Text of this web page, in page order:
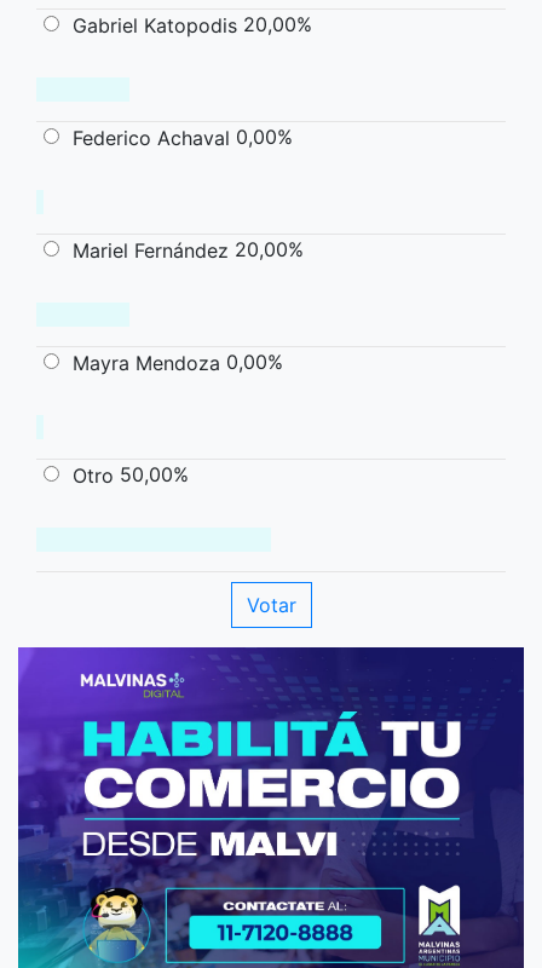
Gabriel Katopodis 20,00%
Federico Achaval 0,00%
Mariel Fernández 20,00%
Mayra Mendoza 0,00%
Otro 50,00%